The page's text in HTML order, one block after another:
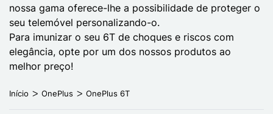
nossa gama oferece-lhe a possibilidade de proteger o
seu telemóvel personalizando-o.
Para imunizar o seu 6T de choques e riscos com
elegância, opte por um dos nossos produtos ao
melhor preço!
Início OnePlus OnePlus 6T